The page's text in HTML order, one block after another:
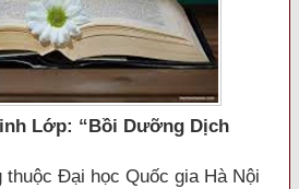
Lớp: “bồi Dưỡng Dịch
thuộc Đại học Quốc gia Hà Nội